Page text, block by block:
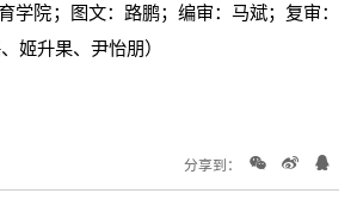
学院；图文：路鹏；编审：马斌；复审：
姬升果、尹怡朋）
分享到：